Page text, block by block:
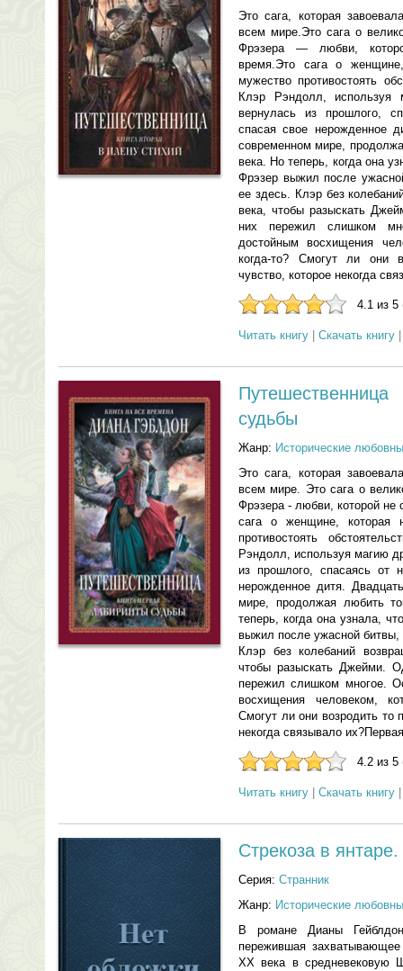
Это сага, которая
всем мире.Это сага о
Фрэзера — любви,
время.Это сага о
мужество противостоять
Клэр Рэндолл, используя
вернулась из прошлого,
спасая свое нерожденное
современном мире,
века. Но теперь, когда она
Фрэзер выжил после
ее здесь. Клэр без
века, чтобы разыскать
них пережил слишком
достойным восхищения
когда-то? Смогут ли они
чувство, которое некогда
4.1 из 5
Читать книгу Скачать книгу
судьбы
Жанр: Исторические
Это сага, которая
всем мире. Это сага о
Фрэзера - любви, которой не
сага о женщине,
противостоять
Рэндолл, используя магию
из прошлого, спасаясь от
нерожденное дитя.
мире, продолжая любить
теперь, когда она узнала,
выжил после ужасной битвы,
Клэр без колебаний
чтобы разыскать Джейми.
пережил слишком многое.
восхищения человеком,
Смогут ли они возродить то
некогда связывало
4.2 из 5
Читать книгу Скачать книгу
Стрекоза в
Серия: Странник
Жанр: Исторические
В романе Дианы
пережившая
XX века в средневековую